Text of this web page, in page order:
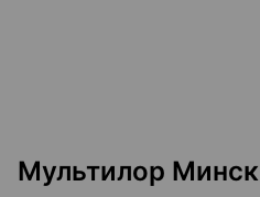
Мультилор Минск